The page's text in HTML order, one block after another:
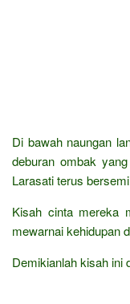
Di bawah naungan
deburan ombak
Larasati terus
Kisah cinta mereka
mewarnai kehidupan
Demikianlah kisah ini